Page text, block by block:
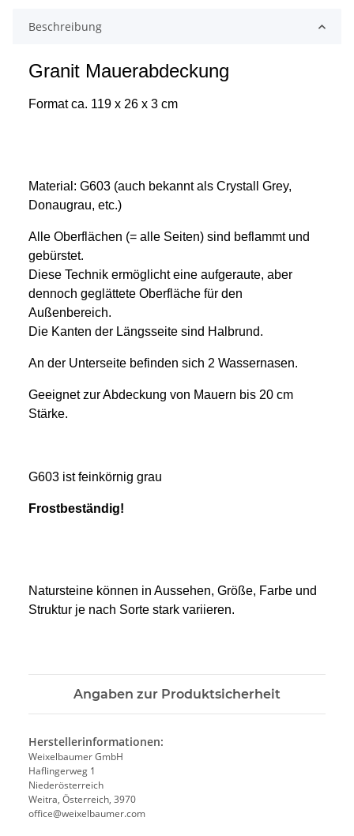
Beschreibung
Granit Mauerabdeckung
Format ca. 119 x 26 x 3 cm
Material: G603 (auch bekannt als Crystall Grey,
Donaugrau, etc.)
Alle Oberflächen (= alle Seiten) sind beflammt und
gebürstet.
Diese Technik ermöglicht eine aufgeraute, aber
dennoch geglättete Oberfläche für den
Außenbereich.
Die Kanten der Längsseite sind Halbrund.
An der Unterseite befinden sich 2 Wassernasen.
Geeignet zur Abdeckung von Mauern bis 20 cm
Stärke.
G603 ist feinkörnig grau
Frostbeständig!
Natursteine können in Aussehen, Größe, Farbe und
Struktur je nach Sorte stark variieren.
Angaben zur Produktsicherheit
Herstellerinformationen:
Weixelbaumer GmbH
Haflingerweg 1
Niederösterreich
Weitra, Österreich, 3970
office@weixelbaumer.com